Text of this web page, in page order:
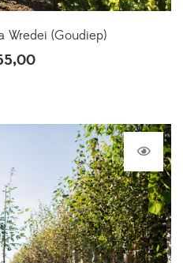
Wredei (Goudiep)